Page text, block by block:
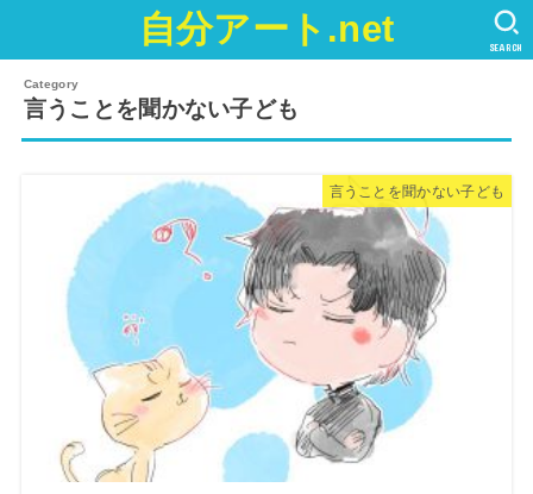
自分アート.net SEARCH
言うことを聞かない子ども
言うことを聞かない子ども